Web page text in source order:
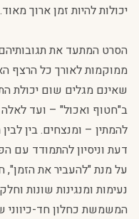
יכולות להיות זמן ארוך
הסרט המתעד את
ממוקמות לאורך כל הרצף
שאינם מגלים שום יכולת
ב"חטוף ואכול" – ועד
להמתין – ומנצחים. בין
דעת וניסיון להתמודד עם
על מנת "להעביר את
נעימות ומנגינות שונות
המשמשת כחלון חד-כיווני